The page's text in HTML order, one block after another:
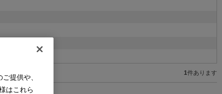
1件あります
提供や、
はこれら